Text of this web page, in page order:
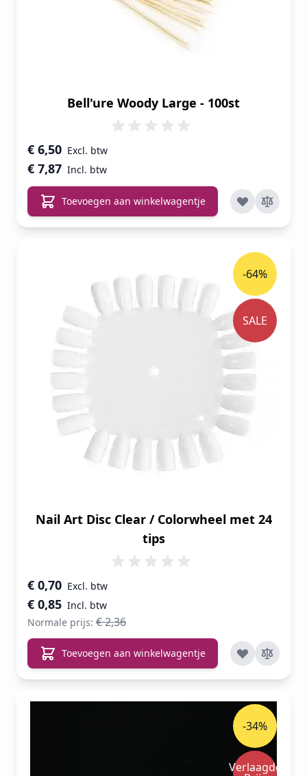
Bell'ure Woody Large - 100st
€ 7,87
€ 6,50
Toevoegen aan winkelwagentje
Nail Art Disc Clear / Colorwheel met 24
tips
Speciale prijs
€ 0,85
€ 0,70
Normale prijs: € 2,36
-64%
SALE
Toevoegen aan winkelwagentje
-34%
Verlaagde